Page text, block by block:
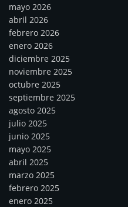
mayo 2026
abril 2026
febrero 2026
enero 2026
diciembre 2025
noviembre 2025
octubre 2025
septiembre 2025
agosto 2025
julio 2025
junio 2025
mayo 2025
abril 2025
marzo 2025
febrero 2025
enero 2025